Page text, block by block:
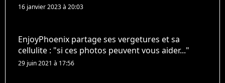
16 janvier 2023 à 20:03
EnjoyPhoenix partage ses vergetures et sa
cellulite : "si ces photos peuvent vous aider..."
29 juin 2021 à 17:56